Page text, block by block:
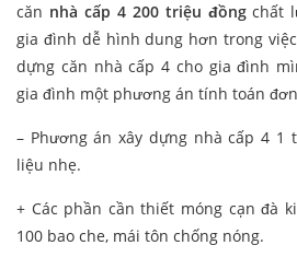
căn nhà cấp 4 200 triệu đồngchất
gia đình dễ hình dung hơn trong
dựng căn nhà cấp 4 cho gia đình
gia đình một phương án tính toán
– Phương án xây dựng nhà cấp 4 1
liệu nhẹ.
+ Các phần cần thiết móng cạn đà
100 bao che, mái tôn chống nóng.